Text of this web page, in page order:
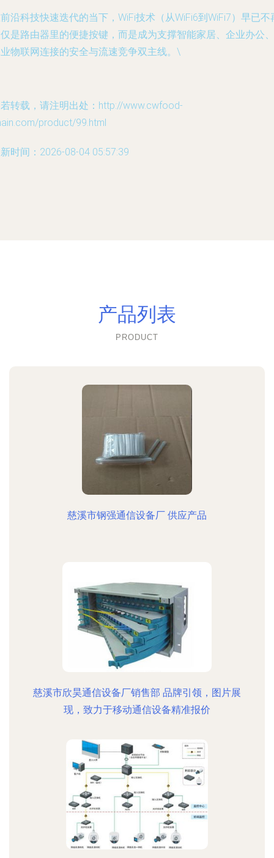
沿科技快速迭代的当下，WiFi技术（从WiFi6到WiFi7）早已不
是路由器里的便捷按键，而是成为支撑智能家居、企业办公、
物联网连接的安全与流速竞争双主线。\
转载，请注明出处：http://www.cwfood-
product/99.html
时间：2026-08-04 05:57:39
产品列表
PRODUCT
慈溪市钢强通信设备厂 供应产品
慈溪市欣昊通信设备厂销售部 品牌引领，图片展
现，致力于移动通信设备精准报价